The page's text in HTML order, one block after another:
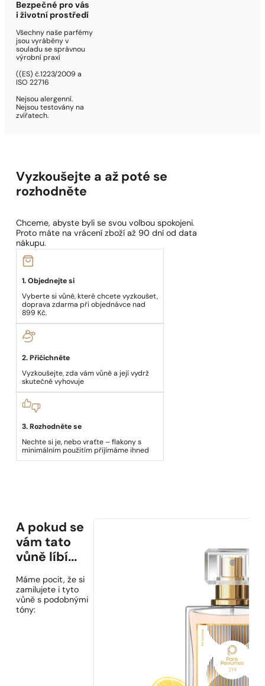
Bezpečné pro vás
i životní prostředí
Všechny naše parfémy
jsou vyráběny v
souladu se správnou
výrobní praxí
((ES) č.1223/2009 a
ISO 22716
Nejsou alergenní.
Nejsou testovány na
zvířatech.
Vyzkoušejte a až poté se
rozhodněte
Chceme, abyste byli se svou volbou spokojeni.
Proto máte na vrácení zboží až 90 dní od data
nákupu.
1. Objednejte si
Vyberte si vůně, které chcete vyzkoušet,
doprava zdarma při objednávce nad
899 Kč.
2. Přičichněte
Vyzkoušejte, zda vám vůně a její vydrž
skutečně vyhovuje
3. Rozhodněte se
Nechte si je, nebo vraťte – flakony s
minimálním použitím přijímáme ihned
A pokud se
vám tato
vůně líbí...
Máme pocit, že si
zamilujete i tyto
vůně s podobnými
tóny: